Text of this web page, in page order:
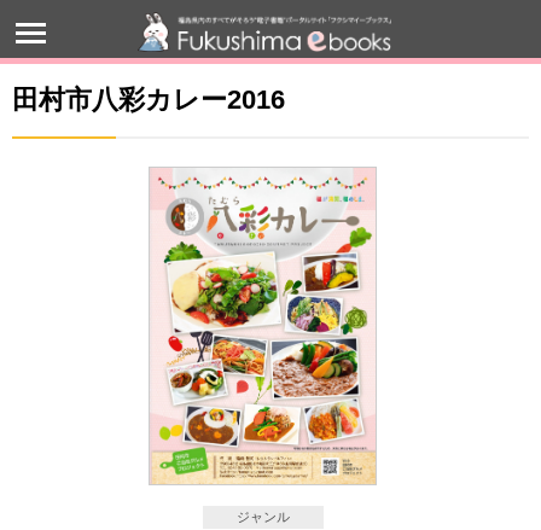
田村市八彩カレー2016
ジャンル